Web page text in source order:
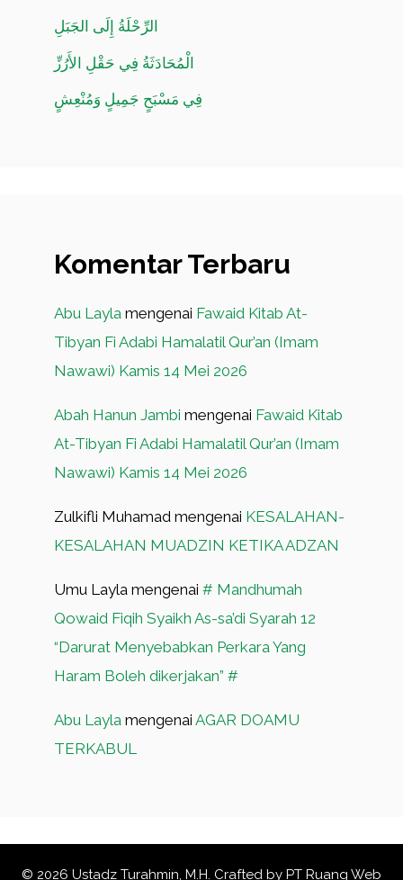
الرِّحْلَةُ إِلَى الجَبَلِ
الْمُحَادَثَةُ فِي حَقْلِ الأَرُزِّ
فِي مَسْبَحٍ جَمِيلٍ وَمُنْعِشٍ
Komentar Terbaru
Abu Layla mengenai Fawaid Kitab At-
Tibyan Fi Adabi Hamalatil Qur’an (Imam
Nawawi) Kamis 14 Mei 2026
Abah Hanun Jambi mengenai Fawaid Kitab
At-Tibyan Fi Adabi Hamalatil Qur’an (Imam
Nawawi) Kamis 14 Mei 2026
Zulkifli Muhamad mengenai KESALAHAN-
KESALAHAN MUADZIN KETIKA ADZAN
Umu Layla mengenai # Mandhumah
Qowaid Fiqih Syaikh As-sa’di Syarah 12
“Darurat Menyebabkan Perkara Yang
Haram Boleh dikerjakan” #
Abu Layla mengenai AGAR DOAMU
TERKABUL
© 2026 Ustadz Turahmin, M.H. Crafted by PT Ruang Web